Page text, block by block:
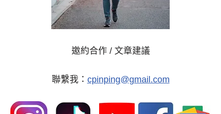
邀約合作 / 文章建議
聯繫我： cpinping@gmail.com